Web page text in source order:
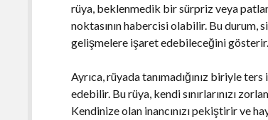
rüya, beklenmedik bir sürpriz veya
noktasının habercisi olabilir. Bu durum,
gelişmelere işaret edebileceğini gösterir.
Ayrıca, rüyada tanımadığınız biriyle
edebilir. Bu rüya, kendi sınırlarınızı
Kendinize olan inancınızı pekiştirir ve